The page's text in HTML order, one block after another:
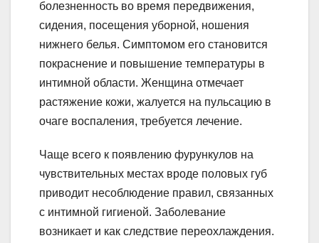
болезненность во время передвижения,
сидения, посещения уборной, ношения
нижнего белья. Симптомом его становится
покраснение и повышение температуры в
интимной области. Женщина отмечает
растяжение кожи, жалуется на пульсацию в
очаге воспаления, требуется лечение.
Чаще всего к появлению фурункулов на
чувствительных местах вроде половых губ
приводит несоблюдение правил, связанных
с интимной гигиеной. Заболевание
возникает и как следствие переохлаждения.